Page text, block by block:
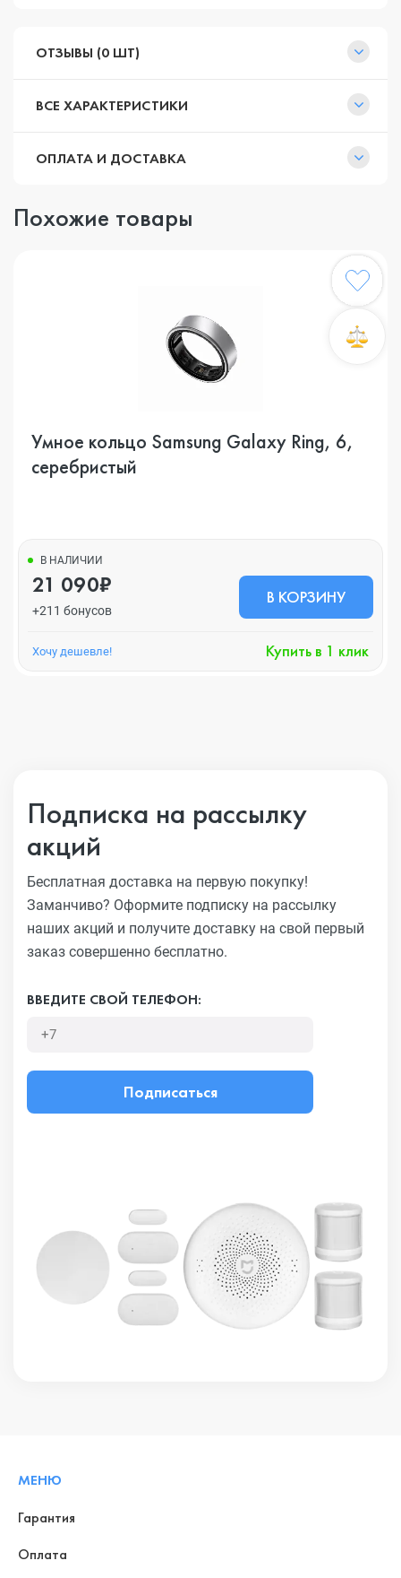
ОТЗЫВЫ (0 ШТ)
ВСЕ ХАРАКТЕРИСТИКИ
ОПЛАТА И ДОСТАВКА
Похожие товары
Умное кольцо Samsung Galaxy Ring, 6,
серебристый
В НАЛИЧИИ
21 090₽
+211 бонусов
В КОРЗИНУ
Хочу дешевле! Купить в 1 клик
Подписка на рассылку
акций
Бесплатная доставка на первую покупку!
Заманчиво? Оформите подписку на рассылку
наших акций и получите доставку на свой первый
заказ совершенно бесплатно.
ВВЕДИТЕ СВОЙ ТЕЛЕФОН:
Подписаться
МЕНЮ
Гарантия
Оплата